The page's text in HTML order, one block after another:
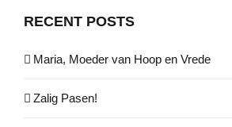
RECENT POSTS
Maria, Moeder van Hoop en Vrede
Zalig Pasen!